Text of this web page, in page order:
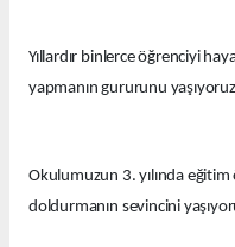
Yıllardır binlerce öğrenciyi
yapmanın gururunu
Okulumuzun 3. yılında
doldurmanın sevincini